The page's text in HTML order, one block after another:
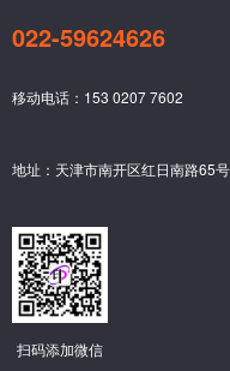
022-59624626
移动电话：153 0207 7602
地址：天津市南开区红日南路65号
扫码添加微信